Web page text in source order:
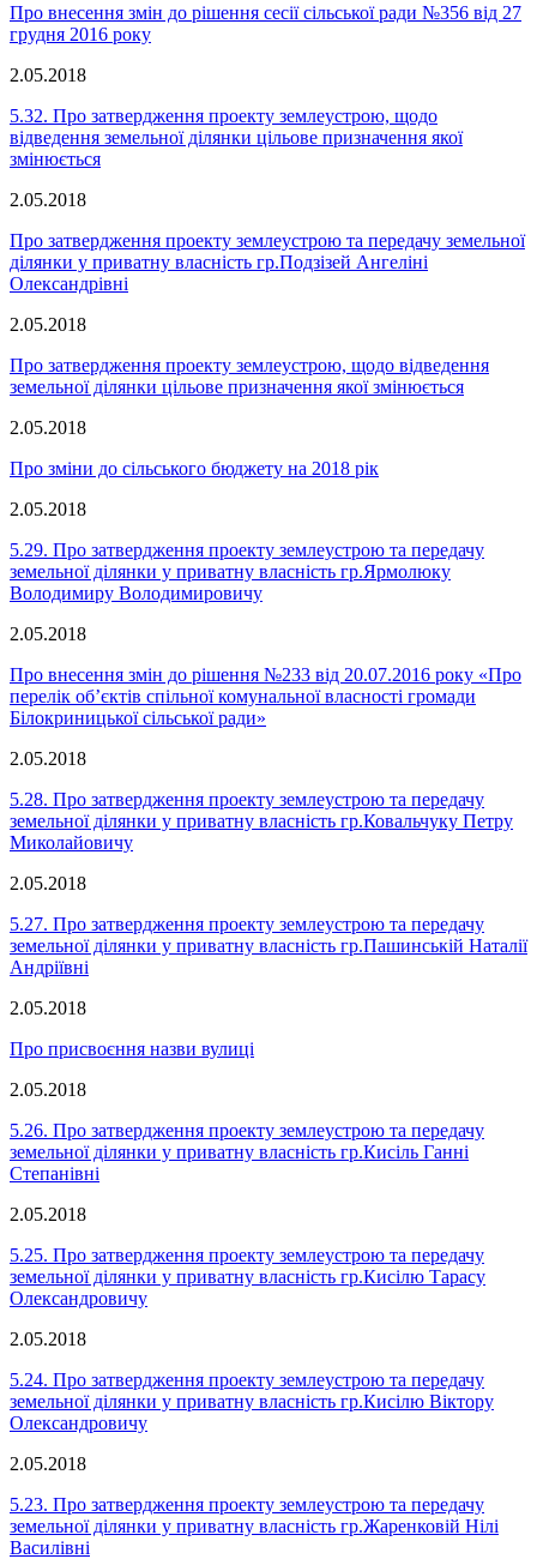
Про внесення змін до рішення сесії сільської ради №356 від 27
грудня 2016 року
2.05.2018
5.32. Про затвердження проекту землеустрою, щодо
відведення земельної ділянки цільове призначення якої
змінюється
2.05.2018
Про затвердження проекту землеустрою та передачу земельної
ділянки у приватну власність гр.Подзізей Ангеліні
Олександрівні
2.05.2018
Про затвердження проекту землеустрою, щодо відведення
земельної ділянки цільове призначення якої змінюється
2.05.2018
Про зміни до сільського бюджету на 2018 рік
2.05.2018
5.29. Про затвердження проекту землеустрою та передачу
земельної ділянки у приватну власність гр.Ярмолюку
Володимиру Володимировичу
2.05.2018
Про внесення змін до рішення №233 від 20.07.2016 року «Про
перелік об’єктів спільної комунальної власності громади
Білокриницької сільської ради»
2.05.2018
5.28. Про затвердження проекту землеустрою та передачу
земельної ділянки у приватну власність гр.Ковальчуку Петру
Миколайовичу
2.05.2018
5.27. Про затвердження проекту землеустрою та передачу
земельної ділянки у приватну власність гр.Пашинській Наталії
Андріївні
2.05.2018
Про присвоєння назви вулиці
2.05.2018
5.26. Про затвердження проекту землеустрою та передачу
земельної ділянки у приватну власність гр.Кисіль Ганні
Степанівні
2.05.2018
5.25. Про затвердження проекту землеустрою та передачу
земельної ділянки у приватну власність гр.Кисілю Тарасу
Олександровичу
2.05.2018
5.24. Про затвердження проекту землеустрою та передачу
земельної ділянки у приватну власність гр.Кисілю Віктору
Олександровичу
2.05.2018
5.23. Про затвердження проекту землеустрою та передачу
земельної ділянки у приватну власність гр.Жаренковій Нілі
Василівні